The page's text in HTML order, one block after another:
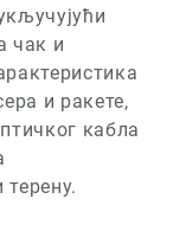
чак и
и ракете,
кабла